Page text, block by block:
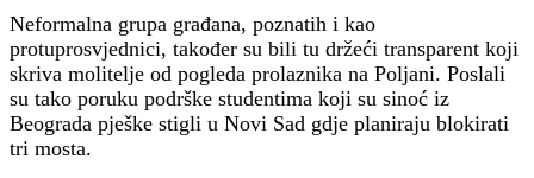
Neformalna grupa građana, poznatih i kao
protuprosvjednici, također su bili tu držeći transparent koji
skriva molitelje od pogleda prolaznika na Poljani. Poslali
su tako poruku podrške studentima koji su sinoć iz
Beograda pješke stigli u Novi Sad gdje planiraju blokirati
tri mosta.